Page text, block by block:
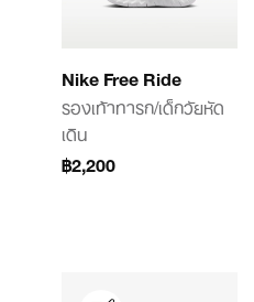
Nike Free Ride
รองเท้าทารก/เด็กวัยหัด
เดิน
฿2,200